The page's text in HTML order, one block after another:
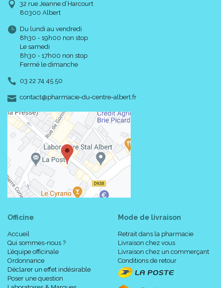
32 rue Jeanne d’Harcourt
80300 Albert
Du lundi au vendredi
8h30 - 19h00 non stop
Le samedi
8h30 - 17h00 non stop
Fermé le dimanche
03 22 74 45 50
contact-
@-
pharmacie-du-centre-albert.fr
Officine
Accueil
Qui sommes-nous ?
L’équipe officinale
Ordonnance
Déclarer un effet indésirable
Poser une question
Mode de livraison
Retrait dans la pharmacie
Livraison chez vous
Livraison chez un commerçant
Conditions de retour